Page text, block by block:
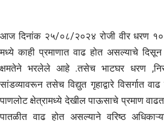
आज दिनांक २५/०८/२०२४ रोजी वीर धरण
मध्ये काही प्रमाणात वाढ होत असल्याचे
क्षमतेने भरलेले आहे .तसेच भाटघर धरण
सांडव्यावरून तसेच विद्युत गृहाद्वारे विसर्गात
पाणलोट क्षेत्रामध्ये देखील पाऊसाचे प्रमाण
पातळीत वाढ होत असल्याने वरिष्ठ